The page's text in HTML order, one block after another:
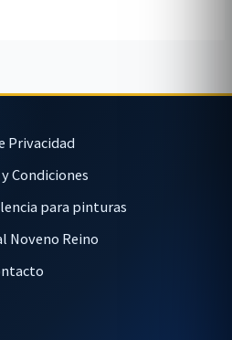
Privacidad
Condiciones
para pinturas
Noveno Reino